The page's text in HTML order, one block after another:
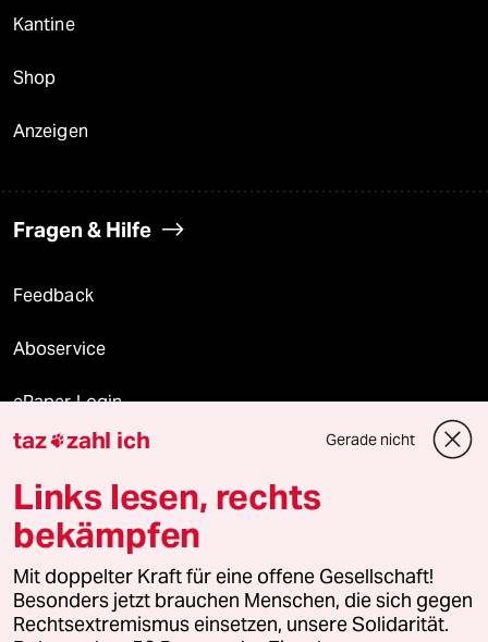
Kantine
Shop
Anzeigen
Fragen & Hilfe
Feedback
Aboservice
ePaper Login
Downloads für Abonnierende
© 2026 taz Verlags und Vertriebs GmbH
Alle Rechte vorbehalten. Bei rechtlichen Fragen oder für Genehmigungen
wenden Sie sich bitte an
lizenzen@taz.de
taz zahl ich Gerade nicht
Links lesen, rechts
bekämpfen
Mit doppelter Kraft für eine offene Gesellschaft!
Besonders jetzt brauchen Menschen, die sich gegen
Rechtsextremismus einsetzen, unsere Solidarität.